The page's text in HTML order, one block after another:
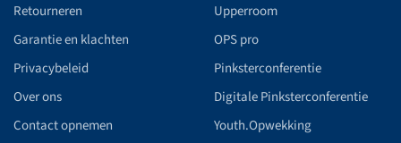
Retourneren
Garantie en klachten
Privacybeleid
Over ons
Contact opnemen
Upperroom
OPS pro
Pinksterconferentie
Digitale Pinksterconferentie
Youth.Opwekking